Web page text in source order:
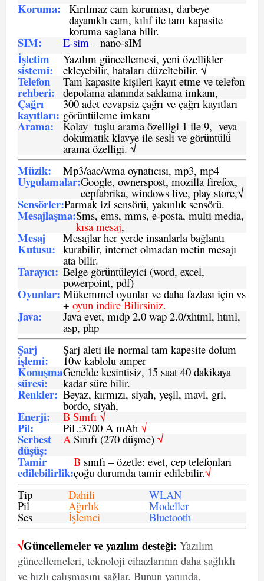
Koruma: Kırılmaz cam koruması, darbeye
dayanıklı cam, kılıf ile tam kapasite
koruma saglana bilir.
SIM: E-sim – nano-sIM
İşletim
sistemi:
Yazılım güncellemesi, yeni özellikler
ekleyebilir, hataları düzeltebilir. √
Telefon
rehberi:
Tam kapasite kişileri kayıt etme ve telefon
depolama alanında saklama imkanı,
Çağrı
kayıtları:
300 adet cevapsiz çağrı ve çağrı kayıtları
görüntüleme imkanı
Arama: Kolay tuşlu arama özelligi 1 ile 9, veya
dokumatik klavye ile sesli ve görüntülü
arama özelligi. √
Müzik: Mp3/aac/wma oynatıcısı, mp3, mp4
Uygulamalar:Google, ownerspost, mozilla firefox,
cepfabrika, windows live, play store,√
Sensörler:Parmak izi sensörü, yakınlık sensörü.
Mesajlaşma:Sms, ems, mms, e-posta, multi media,
kısa mesaj,
Mesaj
Kutusu:
Mesajlar her yerde insanlarla bağlantı
kurabilir, internet olmadan metin mesajı
ata bilir.
Tarayıcı: Belge görüntüleyici (word, excel,
powerpoint, pdf)
Oyunlar: Mükemmel oyunlar ve daha fazlası için vs
+ oyun indire Bilirsiniz.
Java: Java evet, mıdp 2.0 wap 2.0/xhtml, html,
asp, php
Şarj
işlemi:
Şarj aleti ile normal tam kapesite dolum
10w kablolu amper
Konuşma
süresi:
Genelde kesintisiz, 15 saat 40 dakikaya
kadar süre bilir.
Renkler: Beyaz, kırmızı, siyah, yeşil, mavi, gri,
bordo, siyah,
Enerji: B Sınıfı √
Pil: PiL:3700 A mAh √
Serbest
düşüş:
ASınıfı (270 düşme) √
Tamir
edilebilirlik:
B sınıfı – özetle: evet, cep telefonları
çoğu durumda tamir edilebilir.√
Tip
Dahili WLAN
Pil Ağırlık Modeller
Ses İşlemci Bluetooth
√Güncellemeler ve yazılım desteği: Yazılım
güncellemeleri, teknoloji cihazlarının daha sağlıklı
ve hızlı çalışmasını sağlar. Bunun yanında,